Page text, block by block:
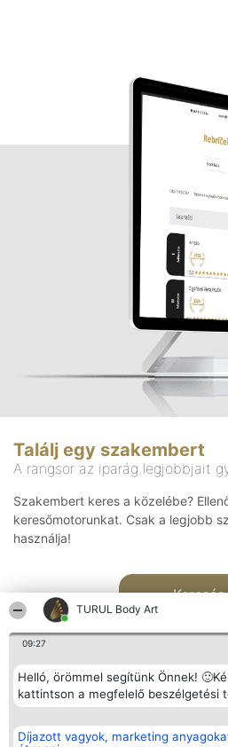
TURUL Body Art
09:27
Helló, örömmel segítünk Önnek!
kattintson a megfelelő beszélgetési
Díjazott vagyok, marketing
Találj egy szakembert
A rangsor az iparág legjobbjait
Szakembert keres a közelébe?
keresőmotorunkat. Csak a legjobb
használja!
Keresés
Rangsorszervező
SC Beautiful Company S.R.L.
Nyertesek